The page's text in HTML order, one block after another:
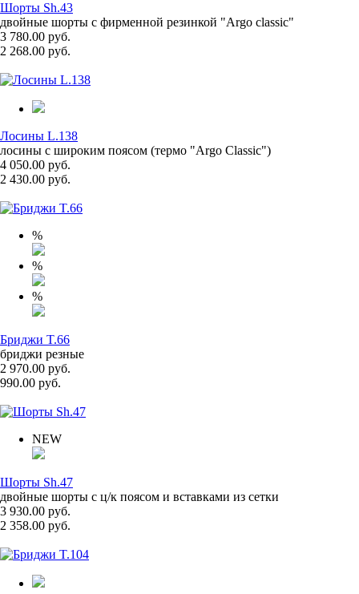
Шорты Sh.43
двойные шорты с фирменной резинкой "Argo classic"
3 780.00 руб.
2 268.00 руб.
Лосины L.138
лосины с широким поясом (термо "Argo Classic")
4 050.00 руб.
2 430.00 руб.
%
%
%
Бриджи T.66
бриджи резные
2 970.00 руб.
990.00 руб.
NEW
Шорты Sh.47
двойные шорты с ц/к поясом и вставками из сетки
3 930.00 руб.
2 358.00 руб.